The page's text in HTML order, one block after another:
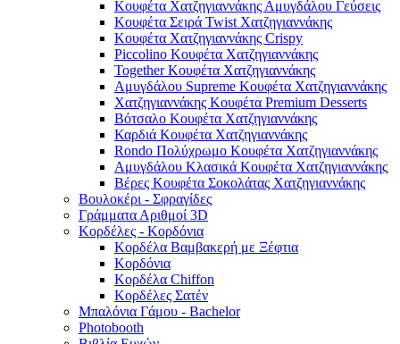
Κουφέτα Χατζηγιαννάκης Αμυγδάλου Γεύσεις
Κουφέτα Σειρά Twist Χατζηγιαννάκης
Κουφέτα Χατζηγιαννάκης Crispy
Piccolino Κουφέτα Χατζηγιαννάκης
Together Κουφέτα Χατζηγιαννάκης
Αμυγδάλου Supreme Κουφέτα Χατζηγιαννάκης
Χατζηγιαννάκης Κουφέτα Premium Desserts
Βότσαλο Κουφέτα Χατζηγιαννάκης
Καρδιά Κουφέτα Χατζηγιαννάκης
Rondo Πολύχρωμο Κουφέτα Χατζηγιαννάκης
Αμυγδάλου Κλασικά Κουφέτα Χατζηγιαννάκης
Βέρες Κουφέτα Σοκολάτας Χατζηγιαννάκης
Βουλοκέρι - Σφραγίδες
Γράμματα Αριθμοί 3D
Κορδέλες - Κορδόνια
Κορδέλα Βαμβακερή με Ξέφτια
Κορδόνια
Κορδέλα Chiffon
Κορδέλες Σατέν
Μπαλόνια Γάμου - Bachelor
Photobooth